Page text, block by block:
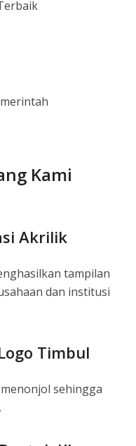
Kami
Akrilik
tampilan
dan institusi
Timbul
sehingga